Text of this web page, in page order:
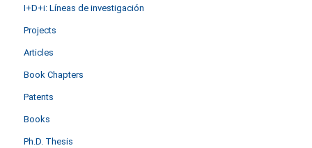
I+D+i: Líneas de investigación
Projects
Articles
Book Chapters
Patents
Books
Ph.D. Thesis